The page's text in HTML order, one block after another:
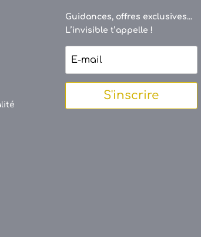
Guidances, offres exclusives...
L’invisible t’appelle !
S'inscrire